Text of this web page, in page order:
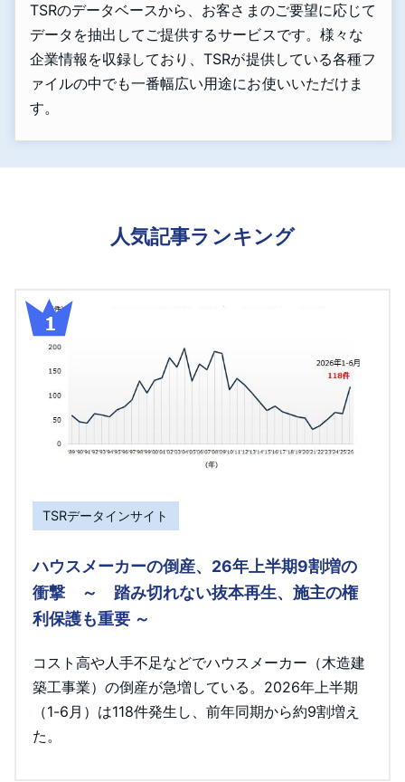
TSRのデータベースから、お客さまのご要望に応じて
データを抽出してご提供するサービスです。様々な
企業情報を収録しており、TSRが提供している各種フ
ァイルの中でも一番幅広い用途にお使いいただけま
す。
人気記事ランキング
TSRデータインサイト
ハウスメーカーの倒産、26年上半期9割増の
衝撃 ～ 踏み切れない抜本再生、施主の権
利保護も重要 ～
コスト高や人手不足などでハウスメーカー（木造建
築工事業）の倒産が急増している。2026年上半期
（1-6月）は118件発生し、前年同期から約9割増え
た。